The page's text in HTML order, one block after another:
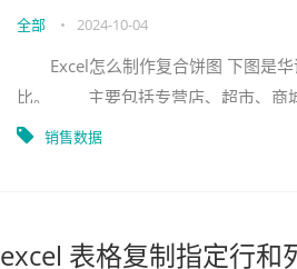
全部 • 2024-10-04
Excel怎么制作复合饼图 下图是华
比。 主要包括专营店、超市、商城
马逊和当当网三部分。 用子母饼
销售数据
excel 表格复制指定行和